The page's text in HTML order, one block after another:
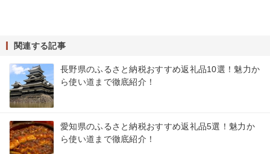
関連する記事
長野県のふるさと納税おすすめ返礼品10選！魅力か
ら使い道まで徹底紹介！
愛知県のふるさと納税おすすめ返礼品5選！魅力か
ら使い道まで徹底紹介！